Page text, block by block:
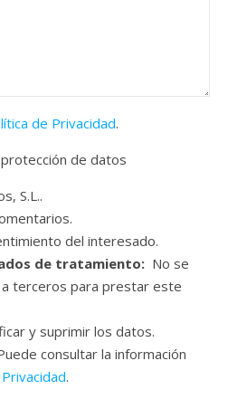
de Privacidad.
de datos
S.L..
del interesado.
de tratamiento: No se
terceros para prestar este
y suprimir los datos.
consultar la información
.